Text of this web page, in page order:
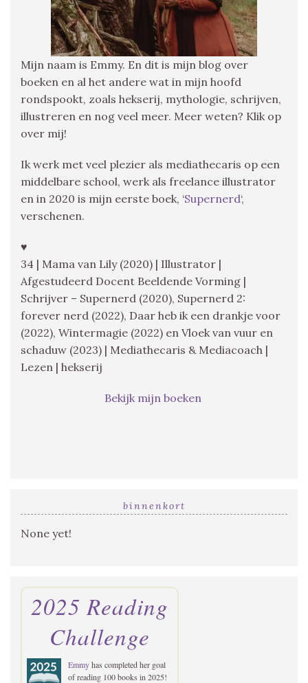
Mijn naam is Emmy. En dit is mijn blog over
boeken en al het andere wat in mijn hoofd
rondspookt, zoals hekserij, mythologie, schrijven,
illustreren en nog veel meer. Meer weten? Klik op
over mij!
Ik werk met veel plezier als mediathecaris op een
middelbare school, werk als freelance illustrator
en in 2020 is mijn eerste boek, ‘Supernerd‘,
verschenen.
♥
34 | Mama van Lily (2020) | Illustrator |
Afgestudeerd Docent Beeldende Vorming |
Schrijver – Supernerd (2020), Supernerd 2:
forever nerd (2022), Daar heb ik een drankje voor
(2022), Wintermagie (2022) en Vloek van vuur en
schaduw (2023) | Mediathecaris & Mediacoach |
Lezen | hekserij
Bekijk mijn boeken
binnenkort
None yet!
2025 Reading
Challenge
Emmyhas completed her goal
of reading 100 books in 2025!